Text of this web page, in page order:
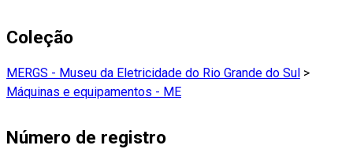
Coleção
MERGS - Museu da Eletricidade do Rio Grande do Sul >
Máquinas e equipamentos - ME
Número de registro